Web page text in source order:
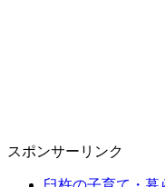
スポンサーリンク